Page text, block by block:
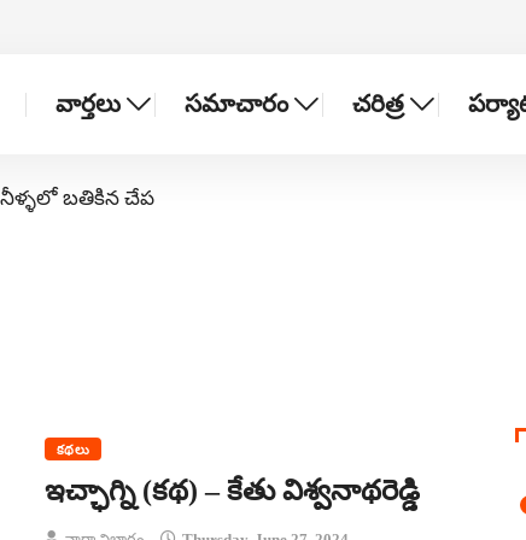
వార్తలు సమాచారం చరిత్ర
బతికిన చేప
కథలు
ఇచ్ఛాగ్ని (కథ) – కేతు విశ్వనాథరెడ్డి